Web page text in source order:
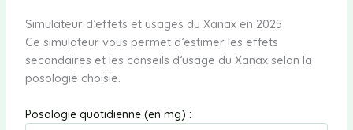
Simulateur d’effets et usages du Xanax en 2025
Ce simulateur vous permet d’estimer les effets
secondaires et les conseils d’usage du Xanax selon la
posologie choisie.
Posologie quotidienne (en mg) :